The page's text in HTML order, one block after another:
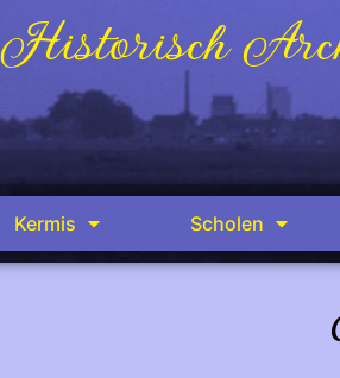
Historisch
Kermis Scholen